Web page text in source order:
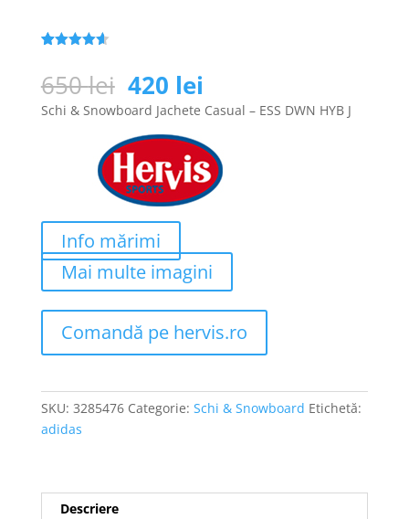
pe baza a
de evaluări
de la
650lei Prețul
inițial
a
fost:
650 lei.
420 lei
curent
este:
420 lei.
Schi & Snowboard Jachete Casual – ESS DWN HYB J
Info mărimi
Mai multe imagini
Comandă pe hervis.ro
SKU: 3285476 Categorie: Schi & Snowboard Etichetă:
adidas
Descriere